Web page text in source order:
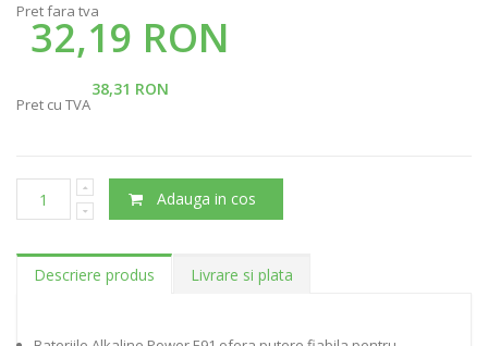
Pret fara tva
32,19 RON
38,31 RON
Pret cu TVA
Adauga in cos
Descriere produs Livrare si plata